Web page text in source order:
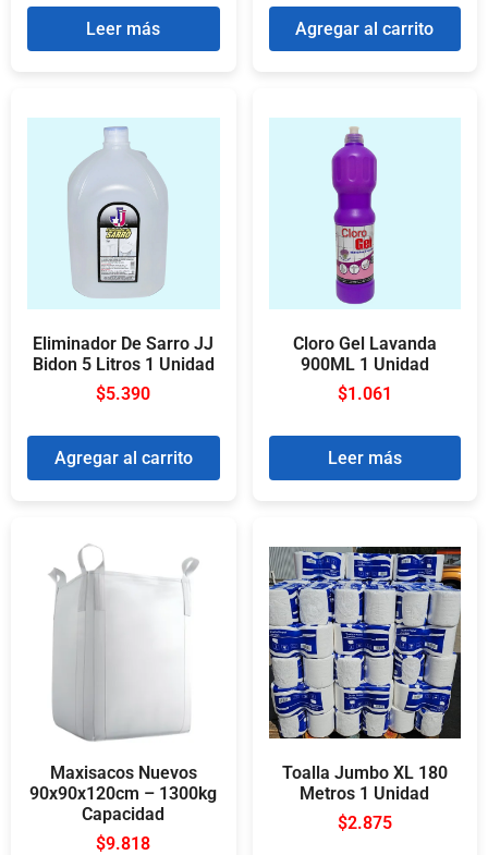
Leer más Agregar al carrito
Eliminador De Sarro JJ
Bidon 5 Litros 1 Unidad
$5.390
Agregar al carrito
Cloro Gel Lavanda
900ML 1 Unidad
$1.061
Leer más
Maxisacos Nuevos
90x90x120cm – 1300kg
Capacidad
$9.818
Toalla Jumbo XL 180
Metros 1 Unidad
$2.875